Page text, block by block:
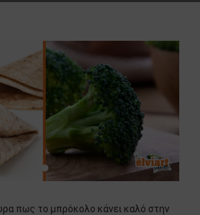
πως το μπρόκολο κάνει καλό στην